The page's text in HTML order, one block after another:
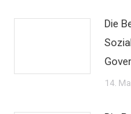
Die
14.